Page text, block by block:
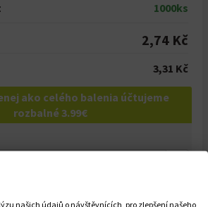
1000ks
2,74 Kč
3,31 Kč
ako celého balenia účtujeme
rozbalné 3.99€
našich údajů o návštěvnících, pro zlepšení našeho